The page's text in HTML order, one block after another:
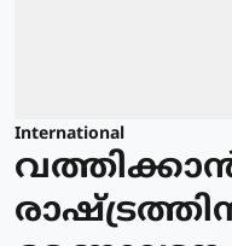
International
വത്തിക്കാന്‍